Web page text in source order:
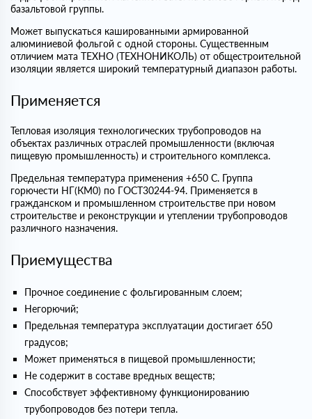
базальтовой группы.
Может выпускаться кашированными армированной
алюминиевой фольгой с одной стороны. Существенным
отличием мата ТЕХНО (ТЕХНОНИКОЛЬ) от общестроительной
изоляции является широкий температурный диапазон работы.
Применяется
Тепловая изоляция технологических трубопроводов на
объектах различных отраслей промышленности (включая
пищевую промышленность) и строительного комплекса.
Предельная температура применения +650 С. Группа
горючести НГ(КМ0) по ГОСТ30244-94. Применяется в
гражданском и промышленном строительстве при новом
строительстве и реконструкции и утеплении трубопроводов
различного назначения.
Приемущества
Прочное соединение с фольгированным слоем;
Негорючий;
Предельная температура эксплуатации достигает 650
градусов;
Может применяться в пищевой промышленности;
Не содержит в составе вредных веществ;
Способствует эффективному функционированию
трубопроводов без потери тепла.